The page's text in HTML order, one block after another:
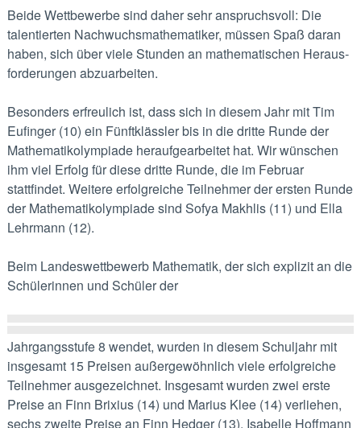
Beide Wettbewerbe sind daher sehr anspruchsvoll: Die
talentierten Nachwuchs­mathe­matiker, müssen Spaß daran
haben, sich über viele Stunden an mathematischen Heraus­
forderungen abzuarbeiten.
Besonders erfreulich ist, dass sich in diesem Jahr mit Tim
Eufinger (10) ein Fünftklässler bis in die dritte Runde der
Mathematikolympiade heraufgearbeitet hat. Wir wünschen
ihm viel Erfolg für diese dritte Runde, die im Februar
stattfindet. Weitere erfolgreiche Teilnehmer der ersten Runde
der Mathematik­olympiade sind Sofya Makhlis (11) und Ella
Lehrmann (12).
Beim Landeswettbewerb Mathematik, der sich explizit an die
Schülerinnen und Schüler der
Jahrgangsstufe 8 wendet, wurden in diesem Schuljahr mit
insgesamt 15 Preisen außer­gewöhnlich viele erfolgreiche
Teilnehmer ausgezeichnet. Insgesamt wurden zwei erste
Preise an Finn Brixius (14) und Marius Klee (14) verliehen,
sechs zweite Preise an Finn Hedger (13), Isabelle Hoffmann